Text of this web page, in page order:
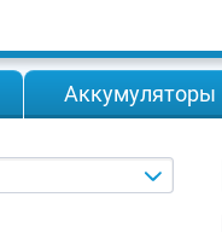
Аккумуляторы